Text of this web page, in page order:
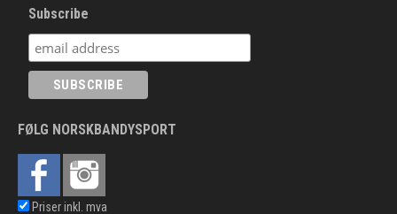
Subscribe
FØLG NORSKBANDYSPORT
Priser inkl. mva